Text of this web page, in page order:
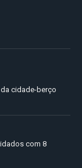
cidade-berço
com 8